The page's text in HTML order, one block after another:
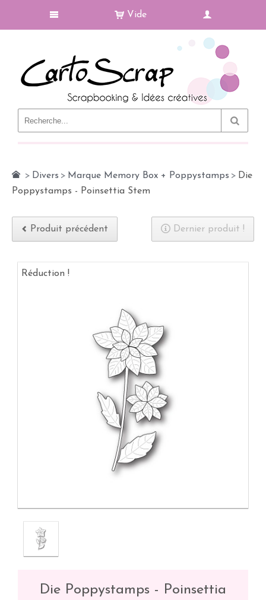
Vide
> Divers > Marque Memory Box + Poppystamps > Die
Poppystamps - Poinsettia Stem
Produit précédent Dernier produit !
Réduction !
Die Poppystamps - Poinsettia